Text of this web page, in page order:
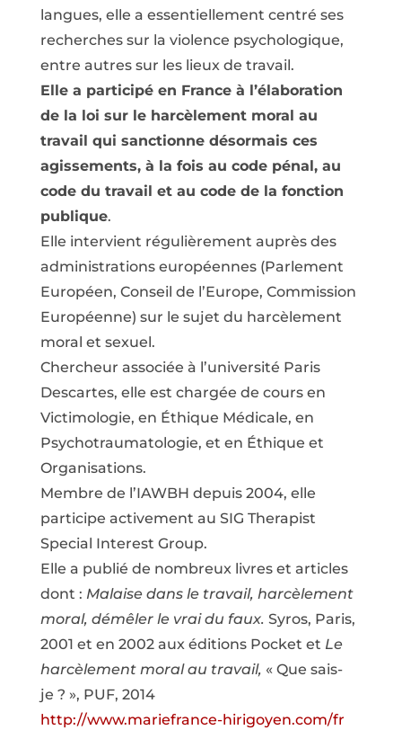
langues, elle a essentiellement centré ses
recherches sur la violence psychologique,
entre autres sur les lieux de travail.
Elle a participé en France à l’élaboration
de la loi sur le harcèlement moral au
travail qui sanctionne désormais ces
agissements, à la fois au code pénal, au
code du travail et au code de la fonction
publique.
Elle intervient régulièrement auprès des
administrations européennes (Parlement
Européen, Conseil de l’Europe, Commission
Européenne) sur le sujet du harcèlement
moral et sexuel.
Chercheur associée à l’université Paris
Descartes, elle est chargée de cours en
Victimologie, en Éthique Médicale, en
Psychotraumatologie, et en Éthique et
Organisations.
Membre de l’IAWBH depuis 2004, elle
participe activement au SIG Therapist
Special Interest Group.
Elle a publié de nombreux livres et articles
dont : Malaise dans le travail, harcèlement
moral, démêler le vrai du faux. Syros, Paris,
2001 et en 2002 aux éditions Pocket et Le
harcèlement moral au travail, « Que sais-
je ? », PUF, 2014
http://www.mariefrance-hirigoyen.com/fr